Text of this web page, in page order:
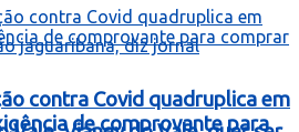
contra Covid quadruplica em
de comprovante para